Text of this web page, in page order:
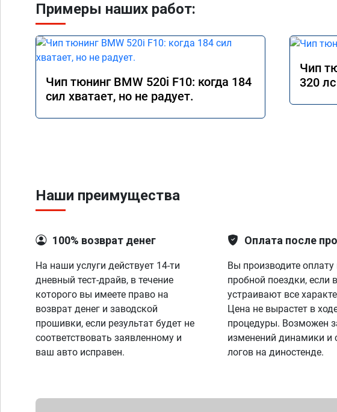
Примеры наших работ:
Чип тюнинг BMW 520i F10: когда 184
сил хватает, но не радует.
Чип
320 лс
Наши преимущества
100% возврат денег
На наши услуги действует 14-ти
дневный тест-драйв, в течение
которого вы имеете право на
возврат денег и заводской
прошивки, если результат будет не
соответствовать заявленному и
ваш авто исправен.
Оплата после
Вы производите оплату
пробной поездки, если
устраивают все
Цена не вырастет в
процедуры. Возможен
изменений динамики и
логов на диностенде.